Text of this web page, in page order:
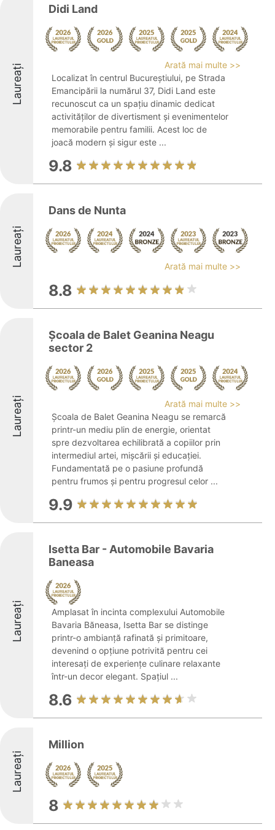
Laureați
Didi Land
Arată mai multe >>
Localizat în centrul Bucureștiului, pe Strada
Emancipării la numărul 37, Didi Land este
recunoscut ca un spațiu dinamic dedicat
activităților de divertisment și evenimentelor
memorabile pentru familii. Acest loc de
joacă modern și sigur este ...
9.8
Laureați
Dans de Nunta
Arată mai multe >>
8.8
Laureați
Școala de Balet Geanina Neagu
sector 2
Arată mai multe >>
Școala de Balet Geanina Neagu se remarcă
printr-un mediu plin de energie, orientat
spre dezvoltarea echilibrată a copiilor prin
intermediul artei, mișcării și educației.
Fundamentată pe o pasiune profundă
pentru frumos și pentru progresul celor ...
9.9
Laureați
Isetta Bar - Automobile Bavaria
Baneasa
Amplasat în incinta complexului Automobile
Bavaria Băneasa, Isetta Bar se distinge
printr-o ambianță rafinată și primitoare,
devenind o opțiune potrivită pentru cei
interesați de experiențe culinare relaxante
într-un decor elegant. Spațiul ...
8.6
Laureați
Million
8